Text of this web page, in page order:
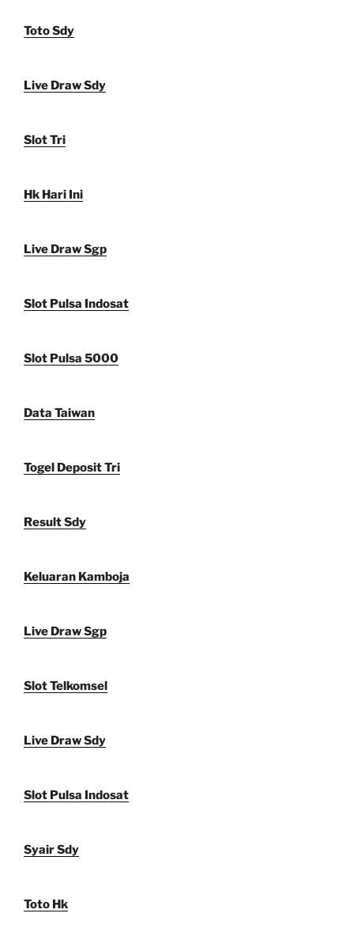
Toto Sdy
Live Draw Sdy
Slot Tri
Hk Hari Ini
Live Draw Sgp
Slot Pulsa Indosat
Slot Pulsa 5000
Data Taiwan
Togel Deposit Tri
Result Sdy
Keluaran Kamboja
Live Draw Sgp
Slot Telkomsel
Live Draw Sdy
Slot Pulsa Indosat
Syair Sdy
Toto Hk